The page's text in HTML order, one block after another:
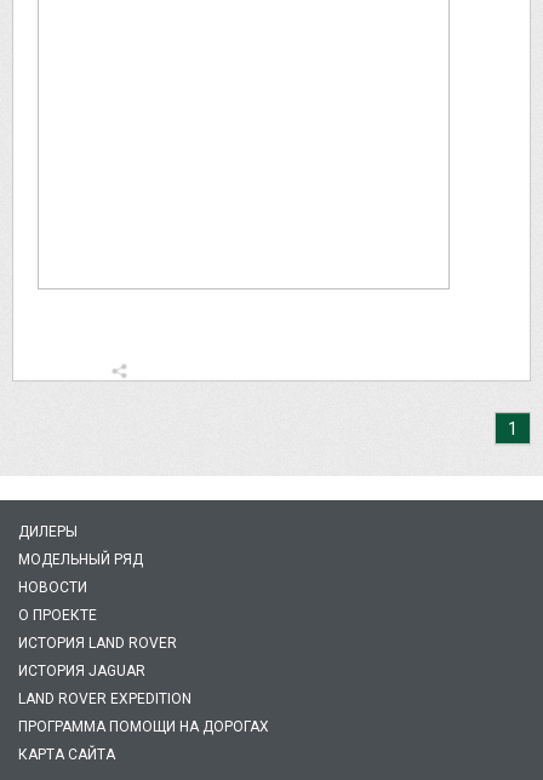
1
ДИЛЕРЫ
МОДЕЛЬНЫЙ РЯД
НОВОСТИ
О ПРОЕКТЕ
ИСТОРИЯ LAND ROVER
ИСТОРИЯ JAGUAR
LAND ROVER EXPEDITION
ПРОГРАММА ПОМОЩИ НА ДОРОГАХ
КАРТА САЙТА